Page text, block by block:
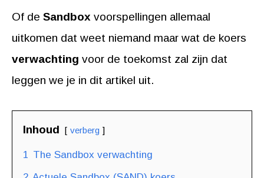
Of de Sandbox voorspellingen allemaal
uitkomen dat weet niemand maar wat de koers
verwachting voor de toekomst zal zijn dat
leggen we je in dit artikel uit.
Inhoud verberg
1 The Sandbox verwachting